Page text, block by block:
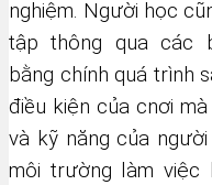
nghiệm. Người học
tập thông qua các
bằng chính quá trình
điều kiện của cnơi
và kỹ năng của
môi trường làm việc